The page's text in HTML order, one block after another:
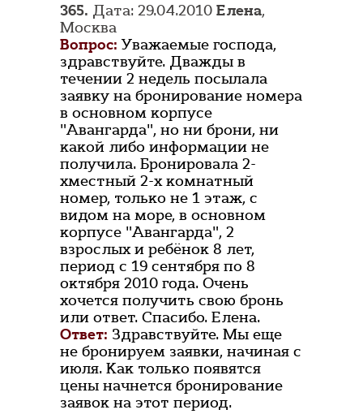
365. Дата: 29.04.2010 Елена,
Москва
Вопрос: Уважаемые господа,
здравствуйте. Дважды в
течении 2 недель посылала
заявку на бронирование номера
в основном корпусе
"Авангарда", но ни брони, ни
какой либо информации не
получила. Бронировала 2-
хместный 2-х комнатный
номер, только не 1 этаж, с
видом на море, в основном
корпусе "Авангарда", 2
взрослых и ребёнок 8 лет,
период с 19 сентября по 8
октября 2010 года. Очень
хочется получить свою бронь
или ответ. Спасибо. Елена.
Ответ: Здравствуйте. Мы еще
не бронируем заявки, начиная с
июля. Как только появятся
цены начнется бронирование
заявок на этот период.